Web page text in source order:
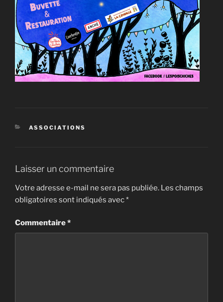
CATÉGORIES
ASSOCIATIONS
Laisser un commentaire
Votre adresse e-mail ne sera pas publiée. Les champs
obligatoires sont indiqués avec*
Commentaire*